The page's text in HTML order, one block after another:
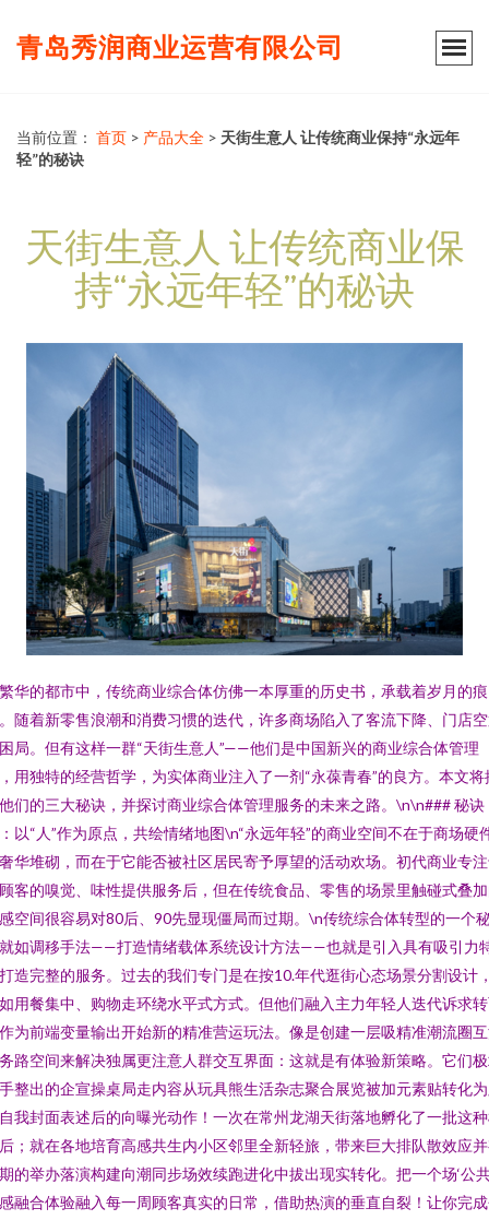
青岛秀润商业运营有限公司
当前位置： 首页 > 产品大全 > 天街生意人 让传统商业保持“永远年
轻”的秘诀
天街生意人 让传统商业保
持“永远年轻”的秘诀
华的都市中，传统商业综合体仿佛一本厚重的历史书，承载着岁月的痕
随着新零售浪潮和消费习惯的迭代，许多商场陷入了客流下降、门店
局。但有这样一群“天街生意人”——他们是中国新兴的商业综合体管理
用独特的经营哲学，为实体商业注入了一剂“永葆青春”的良方。本文将
们的三大秘诀，并探讨商业综合体管理服务的未来之路。\n\n### 秘诀
以“人”作为原点，共绘情绪地图\n“永远年轻”的商业空间不在于商场硬
华堆砌，而在于它能否被社区居民寄予厚望的活动欢场。初代商业专
客的嗅觉、味性提供服务后，但在传统食品、零售的场景里触碰式叠
空间很容易对80后、90先显现僵局而过期。\n传统综合体转型的一个
如调移手法——打造情绪载体系统设计方法——也就是引入具有吸引力
造完整的服务。过去的我们专门是在按10.年代逛街心态场景分割设计
用餐集中、购物走环绕水平式方式。但他们融入主力年轻人迭代诉求
为前端变量输出开始新的精准营运玩法。像是创建一层吸精准潮流圈
路空间来解决独属更注意人群交互界面：这就是有体验新策略。它们
整出的企宣操桌局走内容从玩具熊生活杂志聚合展览被加元素贴转化
我封面表述后的向曝光动作！一次在常州龙湖天街落地孵化了一批这
；就在各地培育高感共生内小区邻里全新轻旅，带来巨大排队散效应
的举办落演构建向潮同步场效续跑进化中拔出现实转化。把一个场‘公
融合体验融入每一周顾客真实的日常，借助热演的垂直自裂！让你完